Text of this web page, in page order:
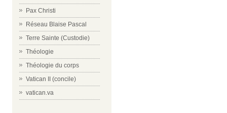
Pax Christi
Réseau Blaise Pascal
Terre Sainte (Custodie)
Théologie
Théologie du corps
Vatican II (concile)
vatican.va